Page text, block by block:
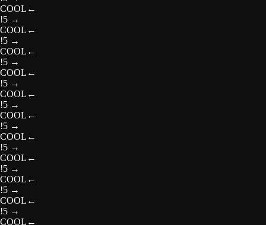
COOL ←
!5 →
COOL ←
!5 →
COOL ←
!5 →
COOL ←
!5 →
COOL ←
!5 →
COOL ←
!5 →
COOL ←
!5 →
COOL ←
!5 →
COOL ←
!5 →
COOL ←
!5 →
COOL ←